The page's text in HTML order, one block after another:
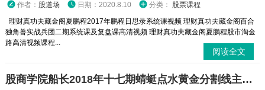
作者： 股道场 日期：2020.8.10 分类： 股票课程
理财真功夫藏金阁夏鹏程2017年鹏程日思录系统课视频 理财真功夫藏金阁百合
独角兽实战兵团二期系统课及复盘课高清视频 理财真功夫藏金阁夏鹏程股市淘金
路高清视频课程...
阅读全文
股商学院船长2018年十七期蜻蜓点水黄金分割线主力操盘课程视频ppt